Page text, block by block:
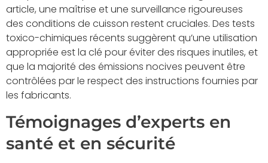
article, une maîtrise et une surveillance rigoureuses
des conditions de cuisson restent cruciales. Des tests
toxico-chimiques récents suggèrent qu’une utilisation
appropriée est la clé pour éviter des risques inutiles, et
que la majorité des émissions nocives peuvent être
contrôlées par le respect des instructions fournies par
les fabricants.
Témoignages d’experts en
santé et en sécurité